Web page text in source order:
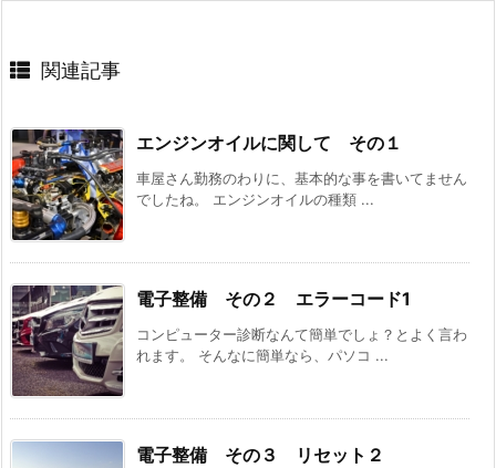
関連記事
エンジンオイルに関して その１
車屋さん勤務のわりに、基本的な事を書いてません
でしたね。 エンジンオイルの種類 ...
電子整備 その２ エラーコード1
コンピューター診断なんて簡単でしょ？とよく言わ
れます。 そんなに簡単なら、パソコ ...
電子整備 その３ リセット２